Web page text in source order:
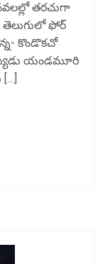
తరచుగా
తెలుగులో ఫోర్
కొండొకచో
యండమూరి